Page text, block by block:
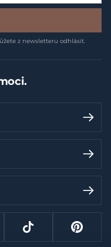
z newsletteru odhlásit.